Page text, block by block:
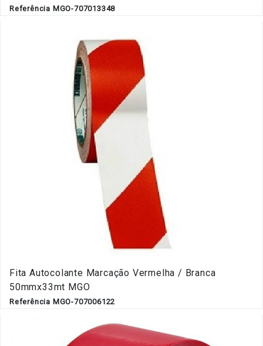
Referência MGO-707013348
Fita Autocolante Marcação Vermelha / Branca
50mmx33mt MGO
Referência MGO-707006122